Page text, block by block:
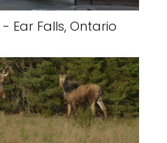
- Ear Falls, Ontario